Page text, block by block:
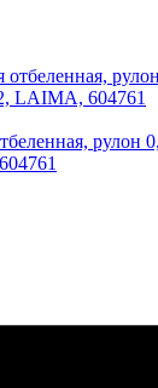
рулон